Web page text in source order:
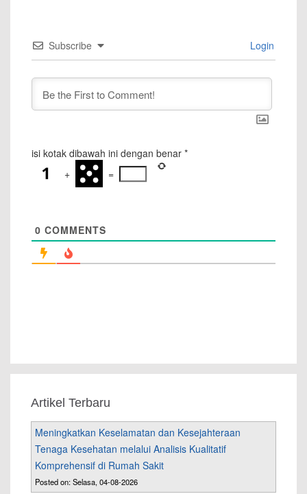
Subscribe Login
isi kotak dibawah ini dengan benar *
+
=
0 COMMENTS
Artikel Terbaru
Meningkatkan Keselamatan dan Kesejahteraan
Tenaga Kesehatan melalui Analisis Kualitatif
Komprehensif di Rumah Sakit
Posted on: Selasa, 04-08-2026